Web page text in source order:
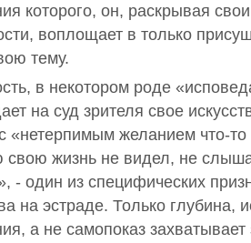
которого, он, раскрывая
воплощает в только
тему.
в некотором роде
на суд зрителя свое
«нетерпимым желанием что-то
свою жизнь не видел, не
- один из специфических
на эстраде. Только глубина,
а не самопоказ